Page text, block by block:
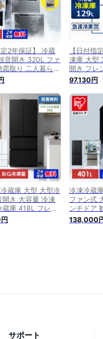
定2年保証】 冷蔵
音開き 320L ファ
霜取り 二人暮らし
アイリスオーヤ
ドア 両開き 静
節電 大容量冷凍
蔵庫 ブラック シ
32B【設置無
延長保証対象]
【日付指
凍庫 大型
開き フレ
32A 冷凍
庫 冷凍庫
スリム コ
新生活
ン 冷蔵
97,130円
冷蔵庫 大型 大型冷
開き 大容量 冷凍
蔵庫 418L フレン
霜取り 霜取り不
き ファン式 省
冷凍冷蔵
ファン式
ンチドア
ネル 省エ
電 おしゃ
138,000
サポート